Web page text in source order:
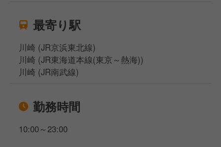
最寄り駅
川崎 (JR京浜東北線)
川崎 (JR東海道本線(東京～熱海))
川崎 (JR南武線)
勤務時間
10:00～23:00